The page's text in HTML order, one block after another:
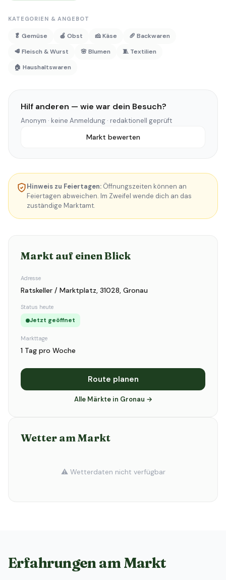
KATEGORIEN & ANGEBOT
🥬 Gemüse 🍎 Obst 🧀 Käse
🥖 Backwaren
🥩 Fleisch & Wurst
🌸 Blumen
🧵 Textilien
🏠 Haushaltswaren
Hilf anderen — wie war dein Besuch?
Anonym · keine Anmeldung · redaktionell geprüft
Markt bewerten
Hinweis zu Feiertagen: Öffnungszeiten können an
Feiertagen abweichen. Im Zweifel wende dich an das
zuständige Marktamt.
Markt auf einen Blick
Adresse
Ratskeller / Marktplatz, 31028, Gronau
Status heute
Jetzt geöffnet
Markttage
1 Tag pro Woche
Route planen
Alle Märkte in Gronau →
Wetter am Markt
⚠️ Wetterdaten nicht verfügbar
Erfahrungen am Markt